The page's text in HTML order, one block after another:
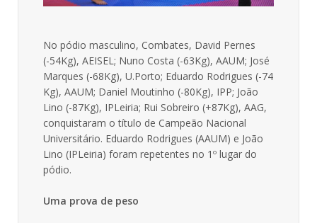
No pódio masculino, Combates, David Pernes
(-54Kg), AEISEL; Nuno Costa (-63Kg), AAUM; José
Marques (-68Kg), U.Porto; Eduardo Rodrigues (-74
Kg), AAUM; Daniel Moutinho (-80Kg), IPP; João
Lino (-87Kg), IPLeiria; Rui Sobreiro (+87Kg), AAG,
conquistaram o título de Campeão Nacional
Universitário. Eduardo Rodrigues (AAUM) e João
Lino (IPLeiria) foram repetentes no 1º lugar do
pódio.
Uma prova de peso